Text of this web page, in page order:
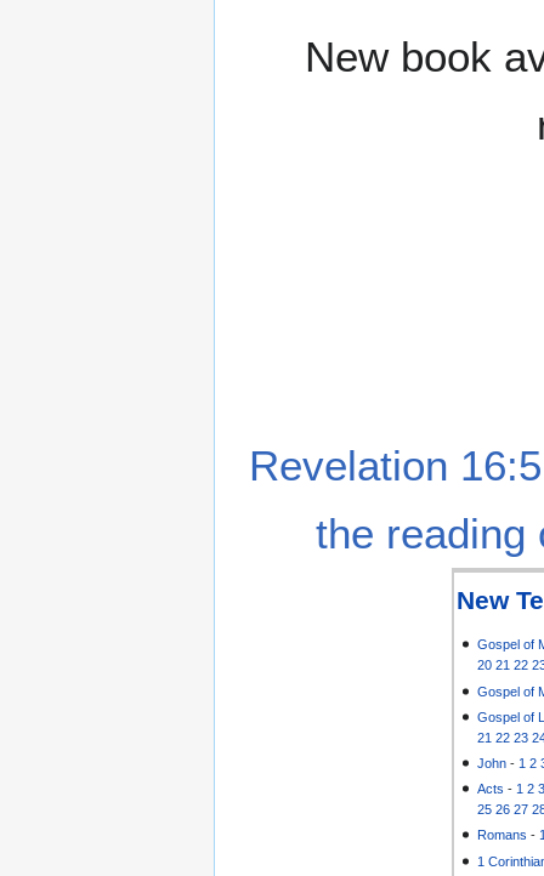
New book
Revelation
the reading
New
Gospel of
20 21 22
Gospel of
Gospel of
21 22 23
John - 1 2
Acts - 1 2
25 26 27
Romans -
1